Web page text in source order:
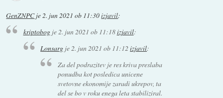
GenZNPCje2. jun 2021 ob 11:30izjavil:
kriptobogje2. jun 2021 ob 11:18izjavil:
Lonsarg je2. jun 2021 ob 11:12izjavil:
Za del podrazitev je res kriva preslaba
ponudba kot posledica unicene
svetovne ekonomije zaradi ukrepov, ta
del se bo v roku enega leta stabiliziral.